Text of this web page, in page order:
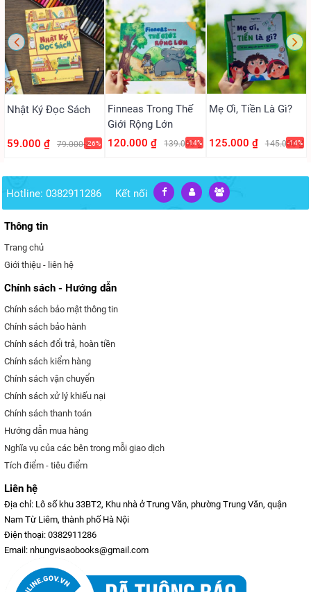
Nhật Ký Đọc Sách
59.000 ₫ 79.000 ₫-26%
Finneas Trong Thế
Giới Rộng Lớn
120.000 ₫
139.000 ₫
-14%
Mẹ Ơi, Tiền Là Gì?
125.000 ₫ 145.000 ₫
-14%
Hotline: 0382911286 Kết nối
Thông tin
Trang chủ
Giới thiệu - liên hệ
Chính sách - Hướng dẫn
Chính sách bảo mật thông tin
Chính sách bảo hành
Chính sách đổi trả, hoàn tiền
Chính sách kiểm hàng
Chính sách vận chuyển
Chính sách xử lý khiếu nại
Chính sách thanh toán
Hướng dẫn mua hàng
Nghĩa vụ của các bên trong mỗi giao dịch
Tích điểm - tiêu điểm
Liên hệ
Địa chỉ: Lô số khu 33BT2, Khu nhà ở Trung Văn, phường Trung Văn, quận
Nam Từ Liêm, thành phố Hà Nội
Điện thoại: 0382911286
Email: nhungvisaobooks@gmail.com